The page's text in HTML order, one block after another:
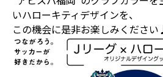
いハローキティデザインを、
この機会に是非お楽しみくださ